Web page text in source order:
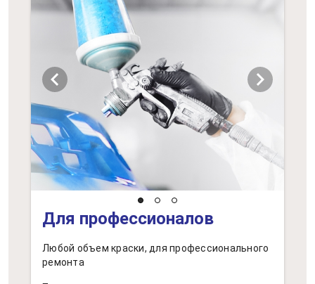
chevron_left chevron_right
Для профессионалов
Любой объем краски, для профессионального
ремонта